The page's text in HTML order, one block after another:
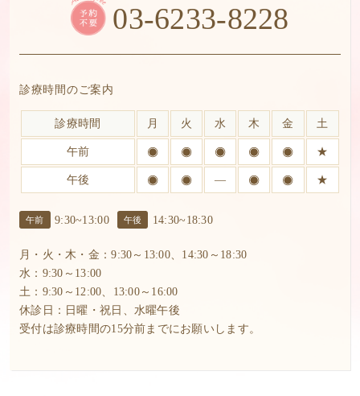
03-6233-8228
診療時間のご案内
診療時間 月 火 水 木 金 土
午前 ★
午後 ― ★
午前 9:30~13:00 午後 14:30~18:30
月・火・木・金：9:30～13:00、14:30～18:30
水：9:30～13:00
土：9:30～12:00、13:00～16:00
休診日：日曜・祝日、水曜午後
受付は診療時間の15分前までにお願いします。